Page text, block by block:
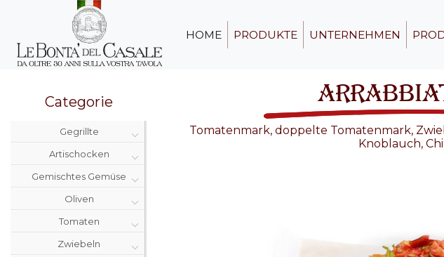
HOME PRODUKTE UNTERNEHMEN
Categorie
Gegrillte
Artischocken
Gemischtes Gemüse
Oliven
Tomaten
Zwiebeln
Tomatenmark, doppelte Tomatenmark,
Knoblauch,